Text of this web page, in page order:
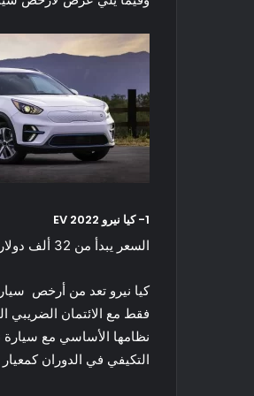
1- كيا نيرو EV 2022
السعر يبدأ من 32 ألف دولار
التكيفي في الدوران